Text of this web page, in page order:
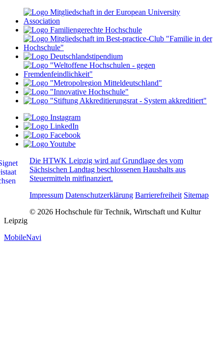
Die HTWK Leipzig wird auf Grundlage des vom
Sächsischen Landtag beschlossenen Haushalts aus
Steuermitteln mitfinanziert.
Impressum Datenschutzerklärung Barrierefreiheit Sitemap
© 2026 Hochschule für Technik, Wirtschaft und Kultur
Leipzig
MobileNavi